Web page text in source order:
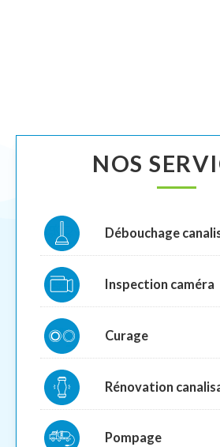
NOS
Débouchage
Inspection caméra
Curage
Rénovation
Pompage